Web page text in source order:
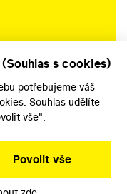
s cookies)
potřebujeme váš
Souhlas udělíte
vše".
Povolit vše